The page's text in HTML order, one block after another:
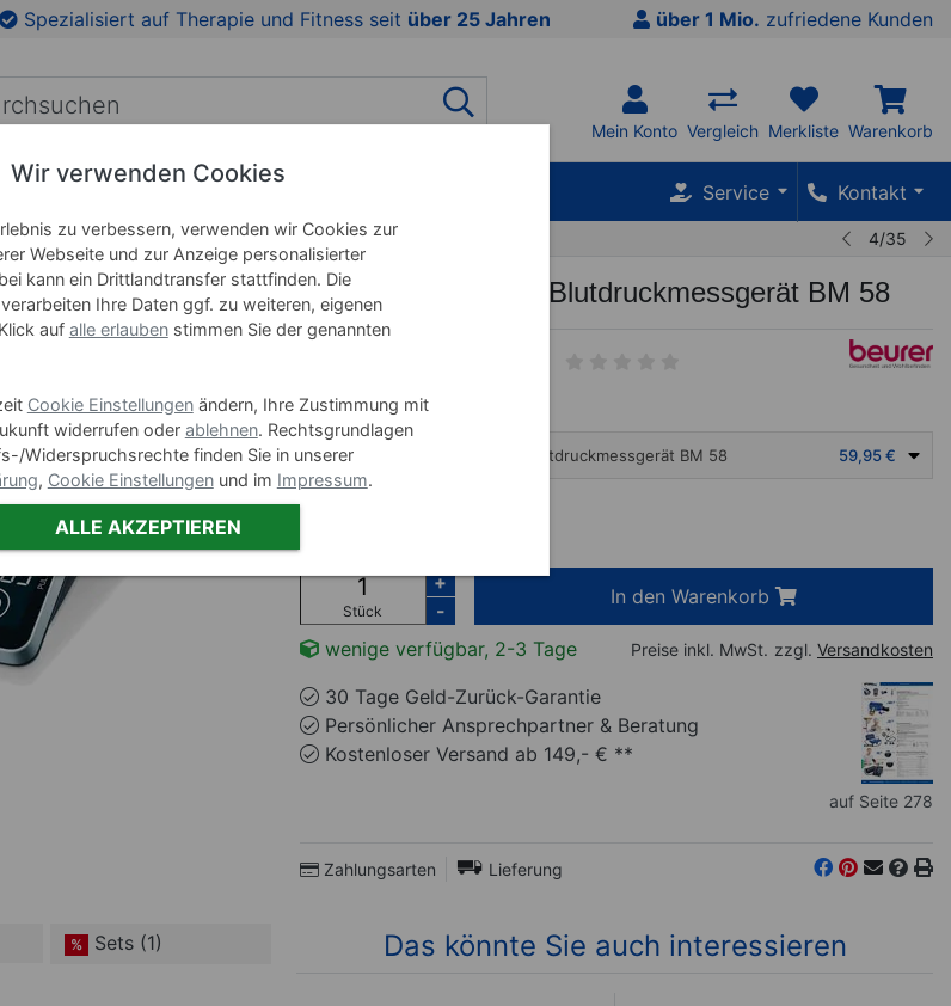
springen
Spezialisiert auf Therapie und Fitness seit über 25 Jahren über 1 Mio. zufriedene Kunden
Mein Konto Vergleich Merkliste Warenkorb
Service Kontakt
4/35
BEURER Oberarm-Blutdruckmessgerät BM 58
Varianten
BEURER Oberarm-Blutdruckmessgerät BM 58 59,95 €
Stück
+
-
In den Warenkorb
wenige verfügbar, 2-3 Tage Preise inkl. MwSt. zzgl. Versandkosten
30 Tage Geld-Zurück-Garantie
Persönlicher Ansprechpartner & Beratung
Kostenloser Versand ab 149,- € **
auf Seite 278
Zahlungsarten Lieferung
% Sets (1)
Das könnte Sie auch interessieren
Wir verwenden Cookies
zu verbessern, verwenden wir Cookies zur
Webseite und zur Anzeige personalisierter
kann ein Drittlandtransfer stattfinden. Die
Ihre Daten ggf. zu weiteren, eigenen
auf alle erlaubenstimmen Sie der genannten
Cookie Einstellungenändern, Ihre Zustimmung mit
widerrufen oder ablehnen. Rechtsgrundlagen
Widerspruchsrechte finden Sie in unserer
, Cookie Einstellungenund im Impressum.
ALLE AKZEPTIEREN